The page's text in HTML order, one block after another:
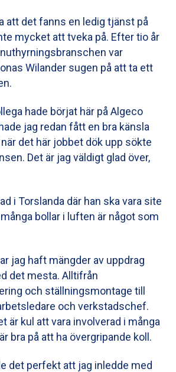
att det fanns en ledig tjänst på
mycket att tveka på. Efter tio år
var
Wilander sugen på att ta ett
hade börjat här på Algeco
jag redan fått en bra känsla
det här jobbet dök upp sökte
Det är jag väldigt glad över,
i Torslanda där han ska vara site
bollar i luften är något som
jag haft mängder av uppdrag
det mesta. Alltifrån
och ställningsmontage till
och verkstadschef.
är kul att vara involverad i många
bra på att ha övergripande koll.
det perfekt att jag inledde med